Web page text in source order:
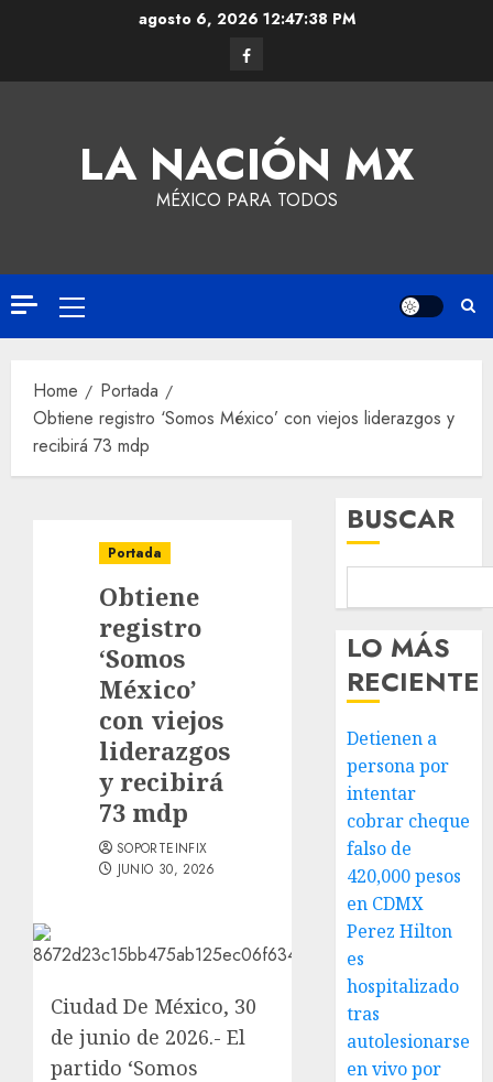
agosto 6, 2026 12:47:39 PM
LA NACIÓN MX
MÉXICO PARA TODOS
Home
Portada
Obtiene registro ‘Somos México’ con viejos liderazgos y
recibirá 73 mdp
Portada
Obtiene
registro
‘Somos
México’
con viejos
liderazgos
y recibirá
73 mdp
SOPORTEINFIX
JUNIO 30, 2026
Ciudad De México, 30
de junio de 2026.- El
partido ‘Somos
BUSCAR
LO MÁS
RECIENTE
Detienen a
persona por
intentar
cobrar cheque
falso de
420,000 pesos
en CDMX
Perez Hilton
es
hospitalizado
tras
autolesionarse
en vivo por